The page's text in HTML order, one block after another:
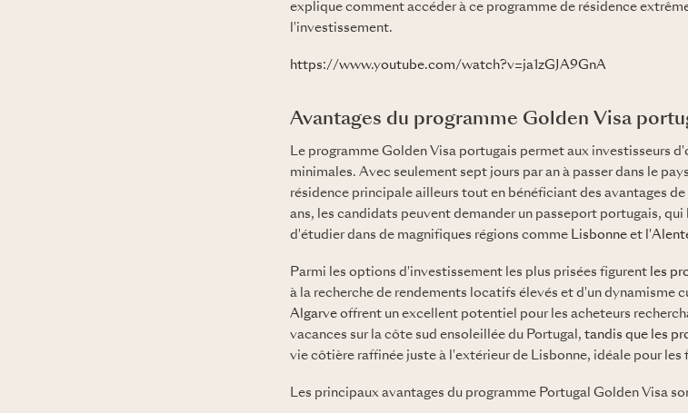
explique comment accéder à ce programme de résidence
l'investissement.
https://www.youtube.com/watch?v=ja1zGJA9GnA
Avantages du programme Golden Visa
Le programme Golden Visa portugais permet aux investisseurs
minimales. Avec seulement sept jours par an à passer dans le
résidence principale ailleurs tout en bénéficiant des avantages
ans, les candidats peuvent demander un passeport portugais,
d'étudier dans de magnifiques régions comme Lisbonne et
Parmi les options d'investissement les plus prisées figurent les
à la recherche de rendements locatifs élevés et d'un dynamisme
Algarve offrent un excellent potentiel pour les acheteurs
vacances sur la côte sud ensoleillée du Portugal, tandis que les
vie côtière raffinée juste à l'extérieur de Lisbonne, idéale pour les
Les principaux avantages du programme Portugal Golden Visa